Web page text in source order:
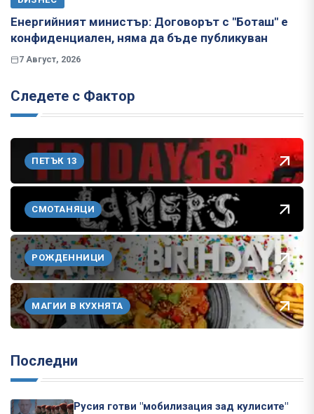
Енергийният министър: Договорът с "Боташ" е
конфиденциален, няма да бъде публикуван
7 Август, 2026
Следете с Фактор
ПЕТЪК 13
СМОТАНЯЦИ
РОЖДЕННИЦИ
МАГИИ В КУХНЯТА
Последни
Русия готви "мобилизация зад кулисите"